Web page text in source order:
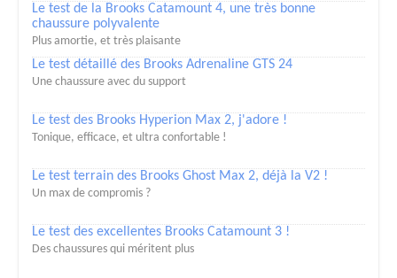
Le test de la Brooks Catamount 4, une très bonne
chaussure polyvalente
Plus amortie, et très plaisante
Le test détaillé des Brooks Adrenaline GTS 24
Une chaussure avec du support
Le test des Brooks Hyperion Max 2, j'adore !
Tonique, efficace, et ultra confortable !
Le test terrain des Brooks Ghost Max 2, déjà la V2 !
Un max de compromis ?
Le test des excellentes Brooks Catamount 3 !
Des chaussures qui méritent plus